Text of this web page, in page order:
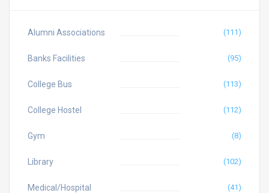
Alumni Associations (111)
Banks Facilities (95)
College Bus (113)
College Hostel (112)
Gym (8)
Library (102)
Medical/Hospital (41)